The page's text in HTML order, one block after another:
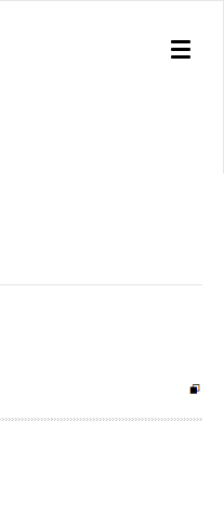
Toggle